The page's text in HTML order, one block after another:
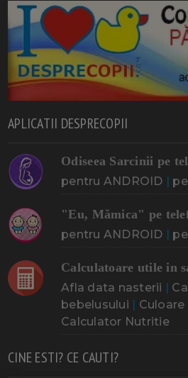
APLICATII DESPRECOPII
Odiseea Sarcinii pe
pentru ANDROID |
"Eu, Mămica" pe
pentru ANDROID |
Calculatoare utile in
Afla data nasterii |
bebelusului |
Calculator Nutritie
CINE ESTI? CE CAUTI?